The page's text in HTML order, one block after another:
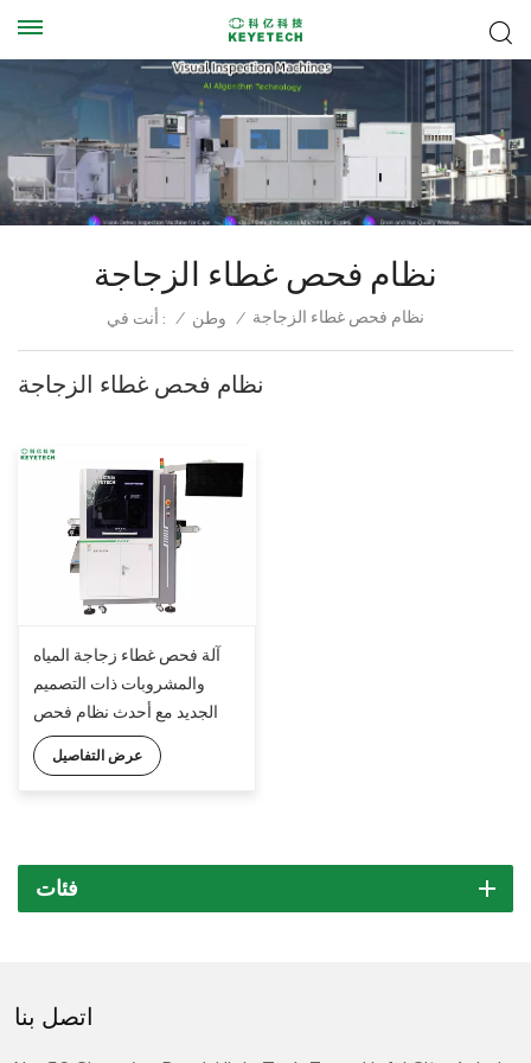
نظام فحص غطاء الزجاجة
أنت في : / وطن / نظام فحص غطاء الزجاجة
نظام فحص غطاء الزجاجة
آلة فحص غطاء زجاجة المياه
والمشروبات ذات التصميم
الجديد مع أحدث نظام فحص
الرؤية الذكاء الاصطناعي
KeyeTech V16.0
عرض التفاصيل
فئات
اتصل بنا